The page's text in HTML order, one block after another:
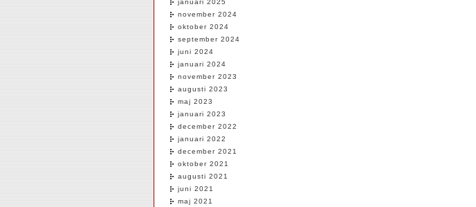
januari 2025
november 2024
oktober 2024
september 2024
juni 2024
januari 2024
november 2023
augusti 2023
maj 2023
januari 2023
december 2022
januari 2022
december 2021
oktober 2021
augusti 2021
juni 2021
maj 2021